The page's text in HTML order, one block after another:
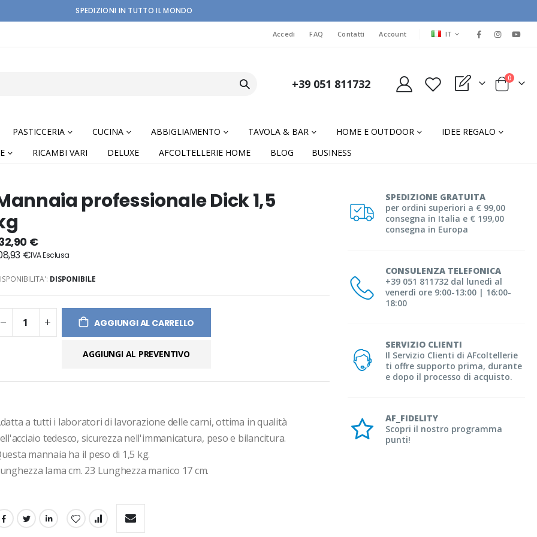
SPEDIZIONI IN TUTTO IL MONDO
Accedi FAQ Contatti Account LINGUA
IT
+39 051 811732 My Quote Cart
0elementi
PASTICCERIA CUCINA ABBIGLIAMENTO TAVOLA & BAR HOME E OUTDOOR
IDEE REGALO
RICAMBI VARI DELUXE AFCOLTELLERIE HOME BLOG BUSINESS
SPEDIZIONE GRATUITA
per ordini superiori a € 99,00
consegna in Italia e € 199,00
consegna in Europa
CONSULENZA TELEFONICA
+39 051 811732 dal lunedì al
venerdì ore 9:00-13:00 | 16:00-
18:00
SERVIZIO CLIENTI
Il Servizio Clienti di AFcoltellerie
ti offre supporto prima, durante
e dopo il processo di acquisto.
AF_FIDELITY
Scopri il nostro programma
punti!
professionale Dick 1,5
€
€
DISPONIBILE
AGGIUNGI AL CARRELLO
AGGIUNGI AL PREVENTIVO
a tutti i laboratori di lavorazione delle carni, ottima in qualità
tedesco, sicurezza nell'immanicatura, peso e bilancitura.
mannaia ha il peso di 1,5 kg.
lama cm. 23 Lunghezza manico 17 cm.